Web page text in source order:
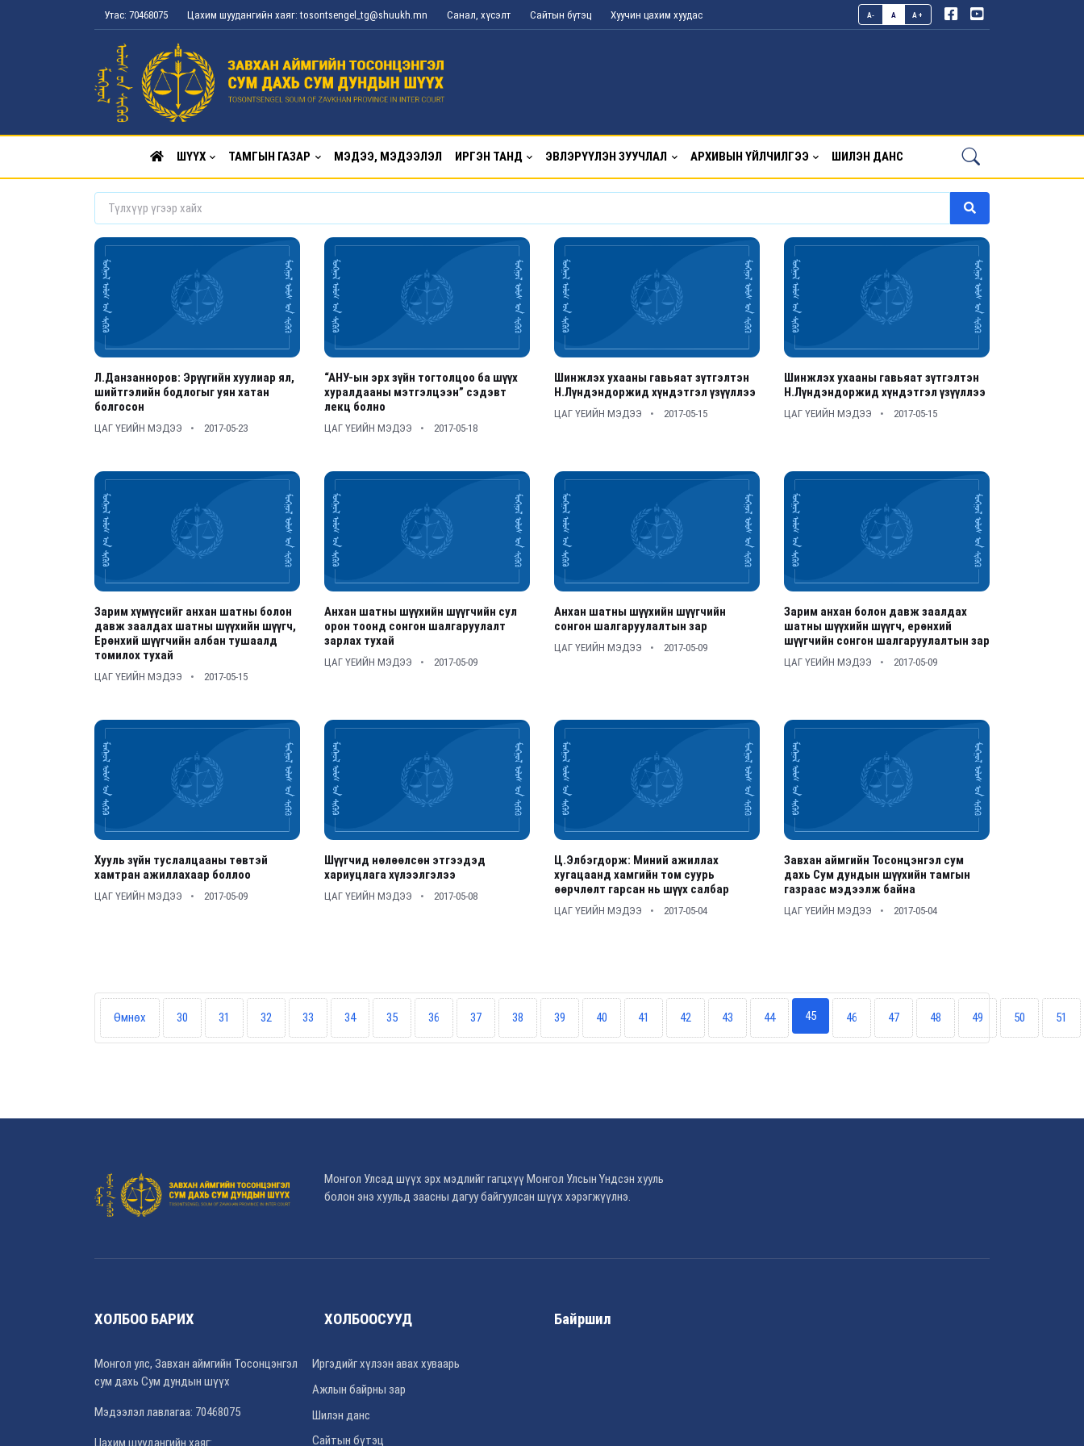
Утас: 70468075 Цахим шуудангийн хаяг: tosontsengel_tg@shuukh.mn Санал, хүсэлт Сайтын бүтэц Хуучин цахим хуудас A- A A+
ШҮҮХ ТАМГЫН ГАЗАР МЭДЭЭ, МЭДЭЭЛЭЛ ИРГЭН ТАНД ЭВЛЭРҮҮЛЭН ЗУУЧЛАЛ АРХИВЫН ҮЙЛЧИЛГЭЭ ШИЛЭН ДАНС
Л.Данзанноров: Эрүүгийн хуулиар ял,
шийтгэлийн бодлогыг уян хатан
болгосон
ЦАГ ҮЕИЙН МЭДЭЭ 2017-05-23
“АНУ-ын эрх зүйн тогтолцоо ба шүүх
хуралдааны мэтгэлцээн” сэдэвт
лекц болно
ЦАГ ҮЕИЙН МЭДЭЭ 2017-05-18
Шинжлэх ухааны гавьяат зүтгэлтэн
Н.Лүндэндоржид хүндэтгэл үзүүллээ
ЦАГ ҮЕИЙН МЭДЭЭ 2017-05-15
Шинжлэх ухааны гавьяат зүтгэлтэн
Н.Лүндэндоржид хүндэтгэл үзүүллээ
ЦАГ ҮЕИЙН МЭДЭЭ 2017-05-15
Зарим хүмүүсийг анхан шатны болон
давж заалдах шатны шүүхийн шүүгч,
Ерөнхий шүүгчийн албан тушаалд
томилох тухай
ЦАГ ҮЕИЙН МЭДЭЭ 2017-05-15
Анхан шатны шүүхийн шүүгчийн сул
орон тоонд сонгон шалгаруулалт
зарлах тухай
ЦАГ ҮЕИЙН МЭДЭЭ 2017-05-09
Анхан шатны шүүхийн шүүгчийн
сонгон шалгаруулалтын зар
ЦАГ ҮЕИЙН МЭДЭЭ 2017-05-09
Зарим анхан болон давж заалдах
шатны шүүхийн шүүгч, ерөнхий
шүүгчийн сонгон шалгаруулалтын зар
ЦАГ ҮЕИЙН МЭДЭЭ 2017-05-09
Хууль зүйн туслалцааны төвтэй
хамтран ажиллахаар боллоо
ЦАГ ҮЕИЙН МЭДЭЭ 2017-05-09
Шүүгчид нөлөөлсөн этгээдэд
хариуцлага хүлээлгэлээ
ЦАГ ҮЕИЙН МЭДЭЭ 2017-05-08
Ц.Элбэгдорж: Миний ажиллах
хугацаанд хамгийн том суурь
өөрчлөлт гарсан нь шүүх салбар
ЦАГ ҮЕИЙН МЭДЭЭ 2017-05-04
Завхан аймгийн Тосонцэнгэл сум
дахь Сум дундын шүүхийн тамгын
газраас мэдээлж байна
ЦАГ ҮЕИЙН МЭДЭЭ 2017-05-04
Өмнөх 30 31 32 33 34 35 36 37 38 39 40 41 42 43 44 45 46 47 48 49 50 51
Монгол Улсад шүүх эрх мэдлийг гагцхүү Монгол Улсын Үндсэн хууль
болон энэ хуульд заасны дагуу байгуулсан шүүх хэрэгжүүлнэ.
ХОЛБОО БАРИХ
Монгол улс, Завхан аймгийн Тосонцэнгэл
сум дахь Сум дундын шүүх
Мэдээлэл лавлагаа: 70468075
ХОЛБООСУУД
Иргэдийг хүлээн авах хуваарь
Ажлын байрны зар
Шилэн данс
Сайтын бүтэц
Байршил